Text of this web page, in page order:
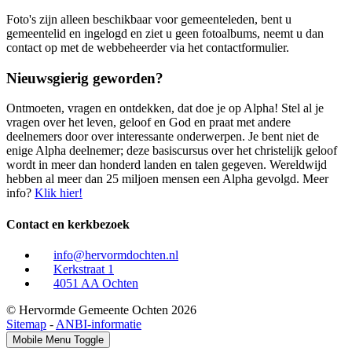
Foto's zijn alleen beschikbaar voor gemeenteleden, bent u
gemeentelid en ingelogd en ziet u geen fotoalbums, neemt u dan
contact op met de webbeheerder via het contactformulier.
Nieuwsgierig geworden?
Ontmoeten, vragen en ontdekken, dat doe je op Alpha! Stel al je
vragen over het leven, geloof en God en praat met andere
deelnemers door over interessante onderwerpen. Je bent niet de
enige Alpha deelnemer; deze basiscursus over het christelijk geloof
wordt in meer dan honderd landen en talen gegeven. Wereldwijd
hebben al meer dan 25 miljoen mensen een Alpha gevolgd. Meer
info? Klik hier!
Contact en kerkbezoek
info@hervormdochten.nl
Kerkstraat 1
4051 AA Ochten
© Hervormde Gemeente Ochten 2026
Sitemap - ANBI-informatie
Mobile Menu Toggle